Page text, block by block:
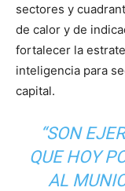
sectores y
de calor y de
fortalecer la
inteligencia para
capital.
“SON
QUE HOY
AL